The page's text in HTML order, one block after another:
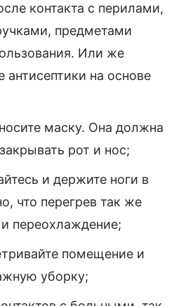
контакта с перилами,
предметами
Или же
антисептики на основе
маску. Она должна
рот и нос;
и держите ноги в
что перегрев так же
и переохлаждение;
помещение и
уборку;